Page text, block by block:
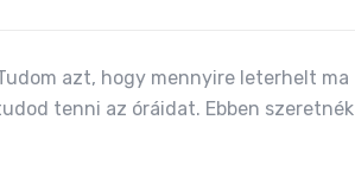
azt, hogy mennyire leterhelt ma
tenni az óráidat. Ebben szeretnék